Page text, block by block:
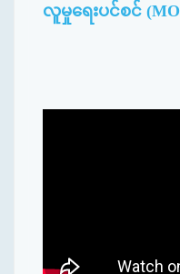
လူမှုရေးပင်စင်